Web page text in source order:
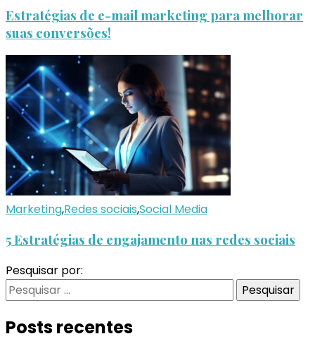
Estratégias de e-mail marketing para melhorar
suas conversões!
Marketing,Redes sociais,Social Media
5 Estratégias de engajamento nas redes sociais
Pesquisar por:
Posts recentes